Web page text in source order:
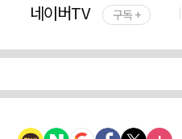
네이버TV 구독 +